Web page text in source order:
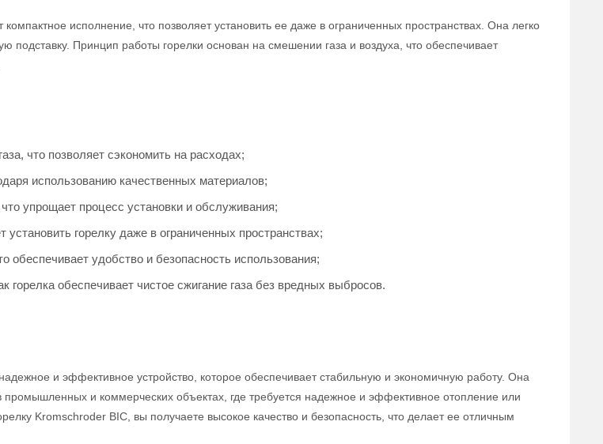
исполнение, что позволяет установить ее даже в ограниченных пространствах. Она легко
подставку. Принцип работы горелки основан на смешении газа и воздуха, что обеспечивает
что позволяет сэкономить на расходах;
использованию качественных материалов;
упрощает процесс установки и обслуживания;
горелку даже в ограниченных пространствах;
обеспечивает удобство и безопасность использования;
горелка обеспечивает чистое сжигание газа без вредных выбросов.
и эффективное устройство, которое обеспечивает стабильную и экономичную работу. Она
промышленных и коммерческих объектах, где требуется надежное и эффективное отопление или
Kromschroder BIC, вы получаете высокое качество и безопасность, что делает ее отличным